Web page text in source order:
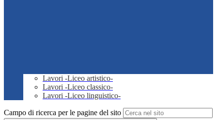
Lavori -Liceo artistico-
Lavori -Liceo classico-
Lavori -Liceo linguistico-
Campo di ricerca per le pagine del sito